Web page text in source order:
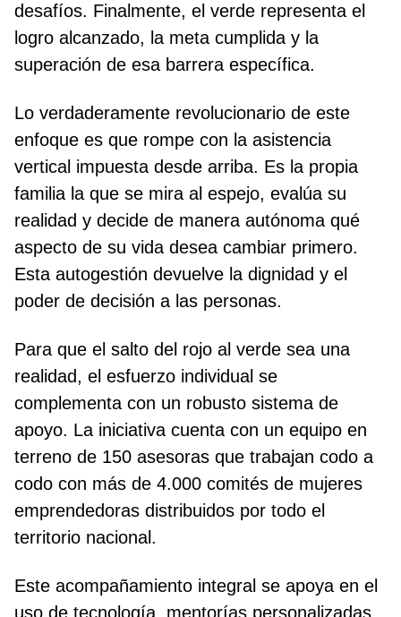
desafíos. Finalmente, el verde representa el
logro alcanzado, la meta cumplida y la
superación de esa barrera específica.
Lo verdaderamente revolucionario de este
enfoque es que rompe con la asistencia
vertical impuesta desde arriba. Es la propia
familia la que se mira al espejo, evalúa su
realidad y decide de manera autónoma qué
aspecto de su vida desea cambiar primero.
Esta autogestión devuelve la dignidad y el
poder de decisión a las personas.
Para que el salto del rojo al verde sea una
realidad, el esfuerzo individual se
complementa con un robusto sistema de
apoyo. La iniciativa cuenta con un equipo en
terreno de 150 asesoras que trabajan codo a
codo con más de 4.000 comités de mujeres
emprendedoras distribuidos por todo el
territorio nacional.
Este acompañamiento integral se apoya en el
uso de tecnología, mentorías personalizadas,